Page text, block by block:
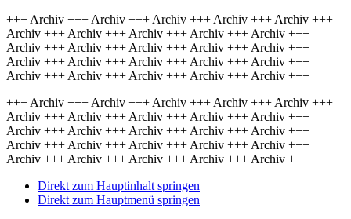
+++ Archiv +++ Archiv +++ Archiv +++ Archiv +++ Archiv +++
Archiv +++ Archiv +++ Archiv +++ Archiv +++ Archiv +++
Archiv +++ Archiv +++ Archiv +++ Archiv +++ Archiv +++
Archiv +++ Archiv +++ Archiv +++ Archiv +++ Archiv +++
Archiv +++ Archiv +++ Archiv +++ Archiv +++ Archiv +++
+++ Archiv +++ Archiv +++ Archiv +++ Archiv +++ Archiv +++
Archiv +++ Archiv +++ Archiv +++ Archiv +++ Archiv +++
Archiv +++ Archiv +++ Archiv +++ Archiv +++ Archiv +++
Archiv +++ Archiv +++ Archiv +++ Archiv +++ Archiv +++
Archiv +++ Archiv +++ Archiv +++ Archiv +++ Archiv +++
Direkt zum Hauptinhalt springen
Direkt zum Hauptmenü springen